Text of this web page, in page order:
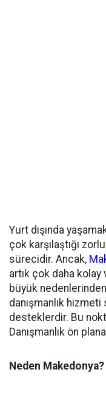
Yurt dışında
çok karşılaştığı
sürecidir. Ancak,
artık çok daha kolay
büyük
danışmanlık hizmeti
desteklerdir. Bu
Danışmanlık ön
Neden Makedonya?